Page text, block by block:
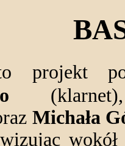
projekt
Michała